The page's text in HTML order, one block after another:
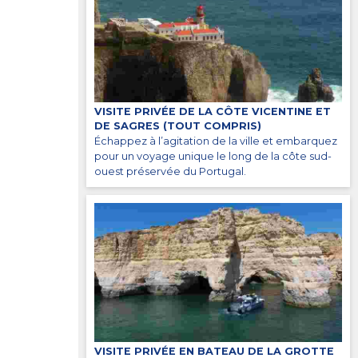
VISITE PRIVÉE DE LA CÔTE VICENTINE ET
DE SAGRES (TOUT COMPRIS)
Échappez à l’agitation de la ville et embarquez
pour un voyage unique le long de la côte sud-
ouest préservée du Portugal.
VISITE PRIVÉE EN BATEAU DE LA GROTTE